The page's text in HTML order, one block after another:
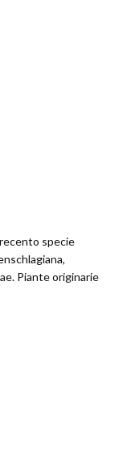
specie
Piante originarie